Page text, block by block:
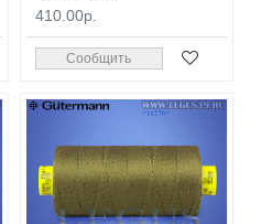
410.00р.
Сообщить